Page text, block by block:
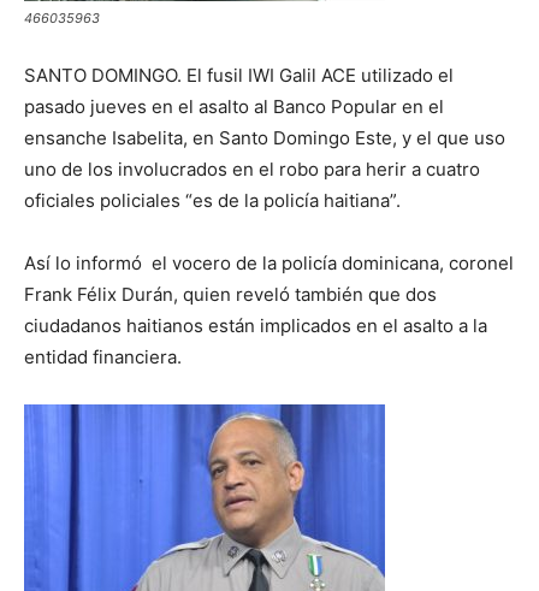
466035963
SANTO DOMINGO. El fusil IWI Galil ACE utilizado el
pasado jueves en el asalto al Banco Popular en el
ensanche Isabelita, en Santo Domingo Este, y el que uso
uno de los involucrados en el robo para herir a cuatro
oficiales policiales “es de la policía haitiana”.
Así lo informó el vocero de la policía dominicana, coronel
Frank Félix Durán, quien reveló también que dos
ciudadanos haitianos están implicados en el asalto a la
entidad financiera.